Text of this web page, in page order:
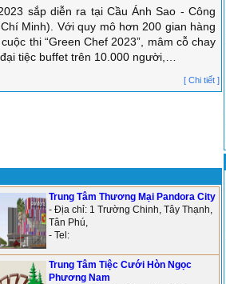
sắp diễn ra tại Cầu Ánh Sao - Công
Minh). Với quy mô hơn 200 gian hàng
thi “Green Chef 2023”, mâm cỗ chay
tiệc buffet trên 10.000 người,…
[ Chi tiết ]
Trung Tâm Thương Mại Pandora City
- Địa chỉ: 1 Trường Chinh, Tây Thạnh,
Tân Phú,
- Tel:
Trung Tâm Tiệc Cưới Hòn Ngọc
Phương Nam